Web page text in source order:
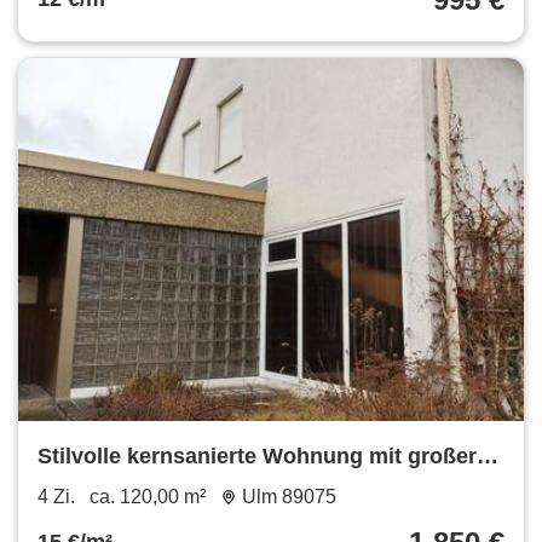
Stilvolle kernsanierte Wohnung mit großer
Terrasse in Ulm-Safranberg
4 Zi. ca. 120,00 m² Ulm 89075